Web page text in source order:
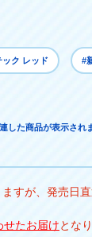
ク レッド #
した商品が表示されま
すが、発売日
せたお届けとな